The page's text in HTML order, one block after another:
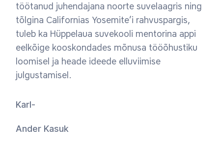
töötanud juhendajana noorte suvelaagris ning
tõlgina Californias Yosemite’i rahvuspargis,
tuleb ka Hüppelaua suvekooli mentorina appi
eelkõige kooskondades mõnusa tööõhustiku
loomisel ja heade ideede elluviimise
julgustamisel.
Karl-
Ander Kasuk